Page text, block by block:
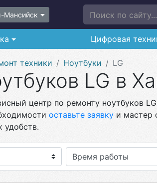
Мансийск Поиск по сайту...
Цифровая
техники Ноутбуки LG
LG в
центр по ремонту ноутбуков
оставьте заявку и мастер
удобств.